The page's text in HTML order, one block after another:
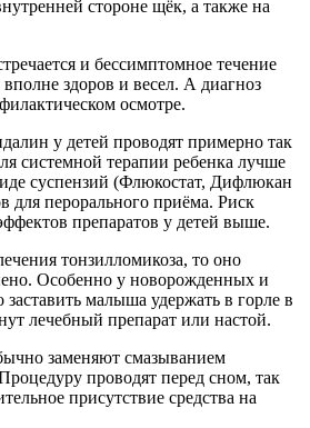
стороне щёк, а также на
и бессимптомное течение
здоров и весел. А диагноз
осмотре.
у детей проводят примерно так
системной терапии ребенка лучше
суспензий (Флюкостат, Дифлюкан
для перорального приёма. Риск
препаратов у детей выше.
тонзилломикоза, то оно
Особенно у новорожденных и
заставить малыша удержать в горле в
лечебный препарат или настой.
заменяют смазыванием
проводят перед сном, так
присутствие средства на